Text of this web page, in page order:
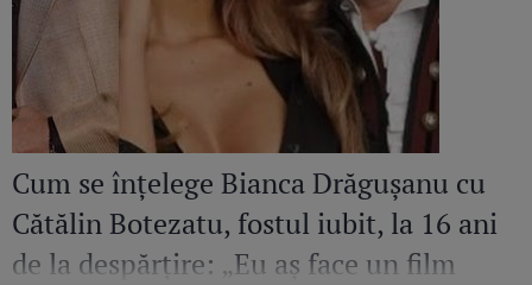
Cum se înțelege Bianca Drăgușanu cu
Cătălin Botezatu, fostul iubit, la 16 ani
de la despărțire: „Eu aș face un film